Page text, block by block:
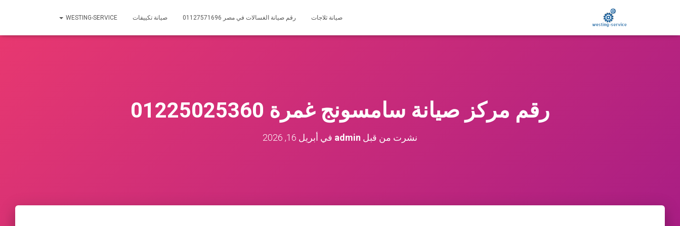
صيانة ثلاجات رقم صيانة الغسالات في مصر 01127571696 صيانة تكييفات WESTING-SERVICE
رقم مركز صيانة سامسونج غمرة 01225025360
نشرت من قبل admin في أبريل 16, 2026